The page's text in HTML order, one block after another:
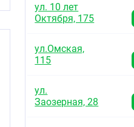
ул. 10 лет
Октября, 175
ул.Омская,
115
ул.
Заозерная, 28